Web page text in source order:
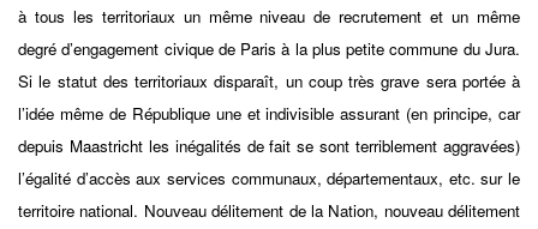
à tous les territoriaux un même niveau de recrutement et un même
degré d’engagement civique de Paris à la plus petite commune du Jura.
Si le statut des territoriaux disparaît, un coup très grave sera portée à
l’idée même de République une et indivisible assurant (en principe, car
depuis Maastricht les inégalités de fait se sont terriblement aggravées)
l’égalité d’accès aux services communaux, départementaux, etc. sur le
territoire national. Nouveau délitement de la Nation, nouveau délitement